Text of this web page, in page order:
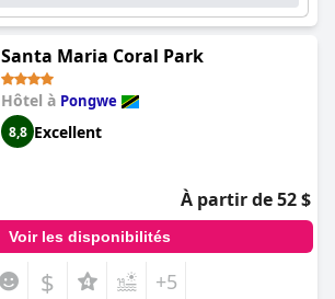
Santa Maria Coral Park
Hôtel à Pongwe
8,8 Excellent
À partir de 52 $
Voir les disponibilités
$ +5